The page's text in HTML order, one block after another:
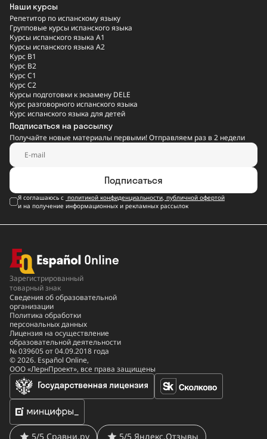
Наши курсы
Репетитор по испанскому языку
Групповые курсы испанского языка
Курсы испанского языка A1
Курсы испанского языка A2
Курс B1
Курс B2
Курс C1
Курс C2
Курсы подготовки к экзамену DELE
Курс разговорного испанского языка
Курс испанского языка для детей
Подписаться на рассылку
Получайте новые материалы первыми! Отправляем раз в 2 недели
Подписаться
Я соглашаюсь с политикой конфиденциальности, публичной офертой
и на получение информационных и рекламных рассылок
Зарегистрированный
товарный знак
Сведения об образовательной
организации
Политика обработки
персональных данных
Лицензия на осуществление
образовательной деятельности
№ 039605 от 04.09.2018 года
© 2026. Español Online,
ООО «ЛернПроект», все права защищены
5/5 Сравни.ру 5/5 Яндекс.Отзывы